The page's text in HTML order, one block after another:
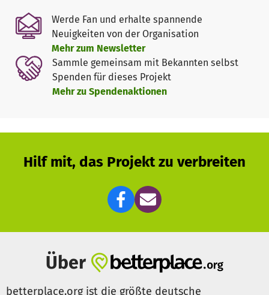
Werde Fan und erhalte spannende
Neuigkeiten von der Organisation
Mehr zum Newsletter
Sammle gemeinsam mit Bekannten selbst
Spenden für dieses Projekt
Mehr zu Spendenaktionen
Hilf mit, das Projekt zu verbreiten
Über
betterplace.org ist die größte deutsche